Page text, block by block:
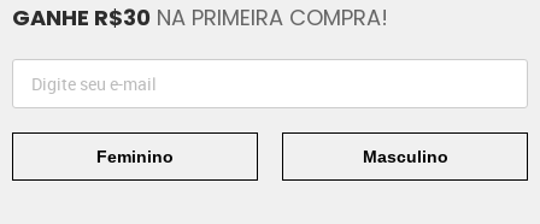
GANHE R$30 NA PRIMEIRA COMPRA!
Feminino Masculino